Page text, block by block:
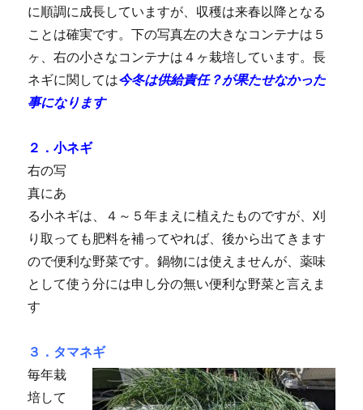
に順調に成長していますが、収穫は来春以降となる
ことは確実です。下の写真左の大きなコンテナは５
ヶ、右の小さなコンテナは４ヶ栽培しています。長
ネギに関しては今冬は供給責任？が果たせなかった
事になります
２．小ネギ
右の写
真にあ
る小ネギは、４～５年まえに植えたものですが、刈
り取っても肥料を補ってやれば、後から出てきます
ので便利な野菜です。鍋物には使えませんが、薬味
として使う分には申し分の無い便利な野菜と言えま
す
３．タマネギ
毎年栽
培して